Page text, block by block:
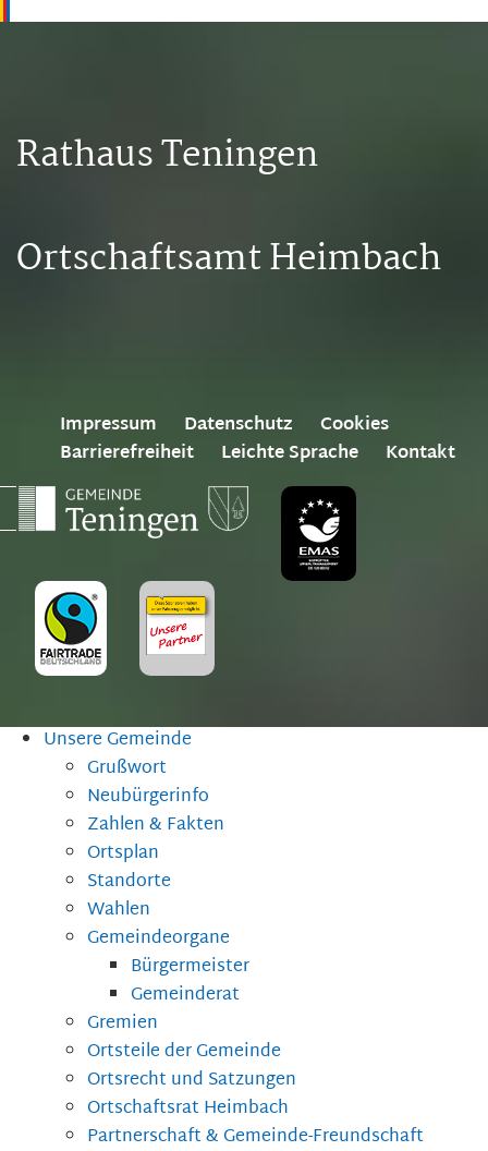
Rathaus Teningen
Ortschaftsamt Heimbach
Impressum Datenschutz
Cookies
Barrierefreiheit
Leichte Sprache Kontakt
Unsere Gemeinde
Grußwort
Neubürgerinfo
Zahlen & Fakten
Ortsplan
Standorte
Wahlen
Gemeindeorgane
Bürgermeister
Gemeinderat
Gremien
Ortsteile der Gemeinde
Ortsrecht und Satzungen
Ortschaftsrat Heimbach
Partnerschaft & Gemeinde-Freundschaft